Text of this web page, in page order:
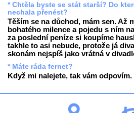
* Chtěla byste se stát starší? Do
nechala přenést?
Těším se na důchod, mám sen. Až
bohatého milence a pojedu s ním
za poslední peníze si koupíme
takhle to asi nebude, protože já
skonám nejspíš jako vrátná v
* Máte ráda fernet?
Když mi nalejete, tak vám odpovím.